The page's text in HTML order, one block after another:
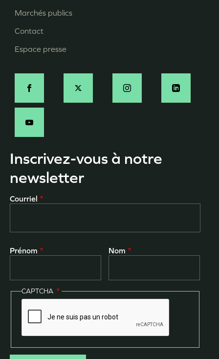
page
Marchés publics
Contact
Espace presse
Social
Inscrivez-vous à notre
newsletter
Courriel
Prénom Nom
CAPTCHA